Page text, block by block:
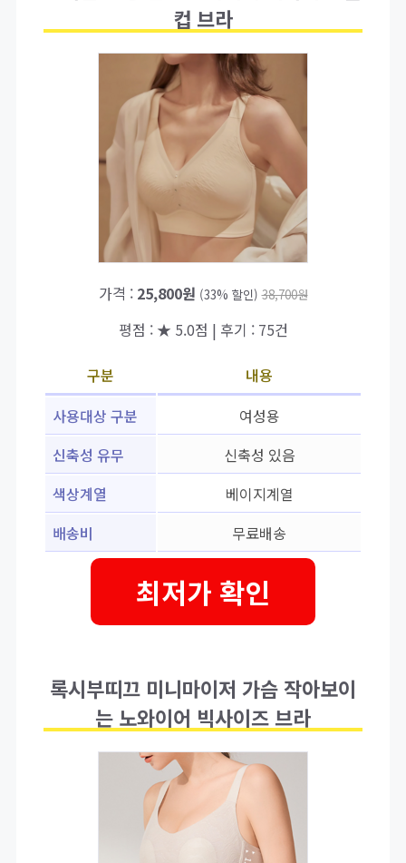
컵 브라
가격 : 25,800원 (33% 할인) 38,700원
평점 : ★ 5.0점 | 후기 : 75건
구분
내용
사용대상 구분
여성용
신축성 유무
신축성 있음
색상계열
베이지계열
배송비
무료배송
최저가 확인
록시부띠끄 미니마이저 가슴 작아보이
는 노와이어 빅사이즈 브라